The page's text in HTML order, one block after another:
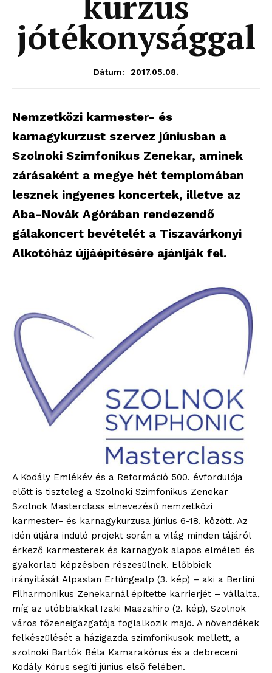
jótékonysággal
Dátum: 2017.05.08.
Nemzetközi karmester- és
karnagykurzust szervez júniusban a
Szolnoki Szimfonikus Zenekar, aminek
zárásaként a megye hét templomában
lesznek ingyenes koncertek, illetve az
Aba-Novák Agórában rendezendő
gálakoncert bevételét a Tiszavárkonyi
Alkotóház újjáépítésére ajánlják fel.
A Kodály Emlékév és a Reformáció 500. évfordulója
előtt is tiszteleg a Szolnoki Szimfonikus Zenekar
Szolnok Masterclass elnevezésű nemzetközi
karmester- és karnagykurzusa június 6-18. között. Az
idén útjára induló projekt során a világ minden tájáról
érkező karmesterek és karnagyok alapos elméleti és
gyakorlati képzésben részesülnek. Előbbiek
irányítását Alpaslan Ertüngealp (3. kép) – aki a Berlini
Filharmonikus Zenekarnál építette karrierjét – vállalta,
míg az utóbbiakkal Izaki Maszahiro (2. kép), Szolnok
város főzeneigazgatója foglalkozik majd. A növendékek
felkészülését a házigazda szimfonikusok mellett, a
szolnoki Bartók Béla Kamarakórus és a debreceni
Kodály Kórus segíti június első felében.